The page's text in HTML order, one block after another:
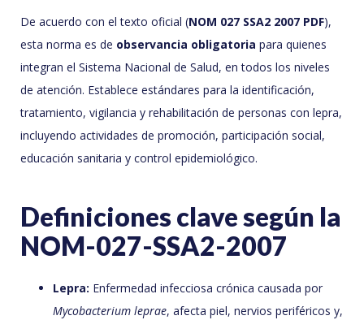
De acuerdo con el texto oficial (NOM 027 SSA2 2007 PDF),
esta norma es de observancia obligatoria para quienes
integran el Sistema Nacional de Salud, en todos los niveles
de atención. Establece estándares para la identificación,
tratamiento, vigilancia y rehabilitación de personas con lepra,
incluyendo actividades de promoción, participación social,
educación sanitaria y control epidemiológico.
Definiciones clave según la
NOM-027-SSA2-2007
Lepra: Enfermedad infecciosa crónica causada por
Mycobacterium leprae, afecta piel, nervios periféricos y,